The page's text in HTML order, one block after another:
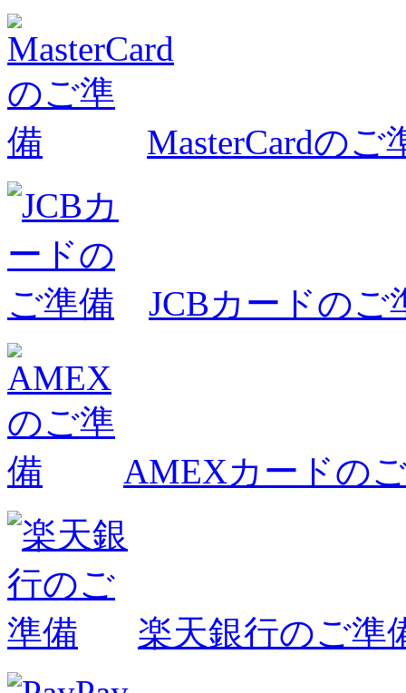
MasterCardのご
JCBカードのご
AMEXカードの
楽天銀行のご準